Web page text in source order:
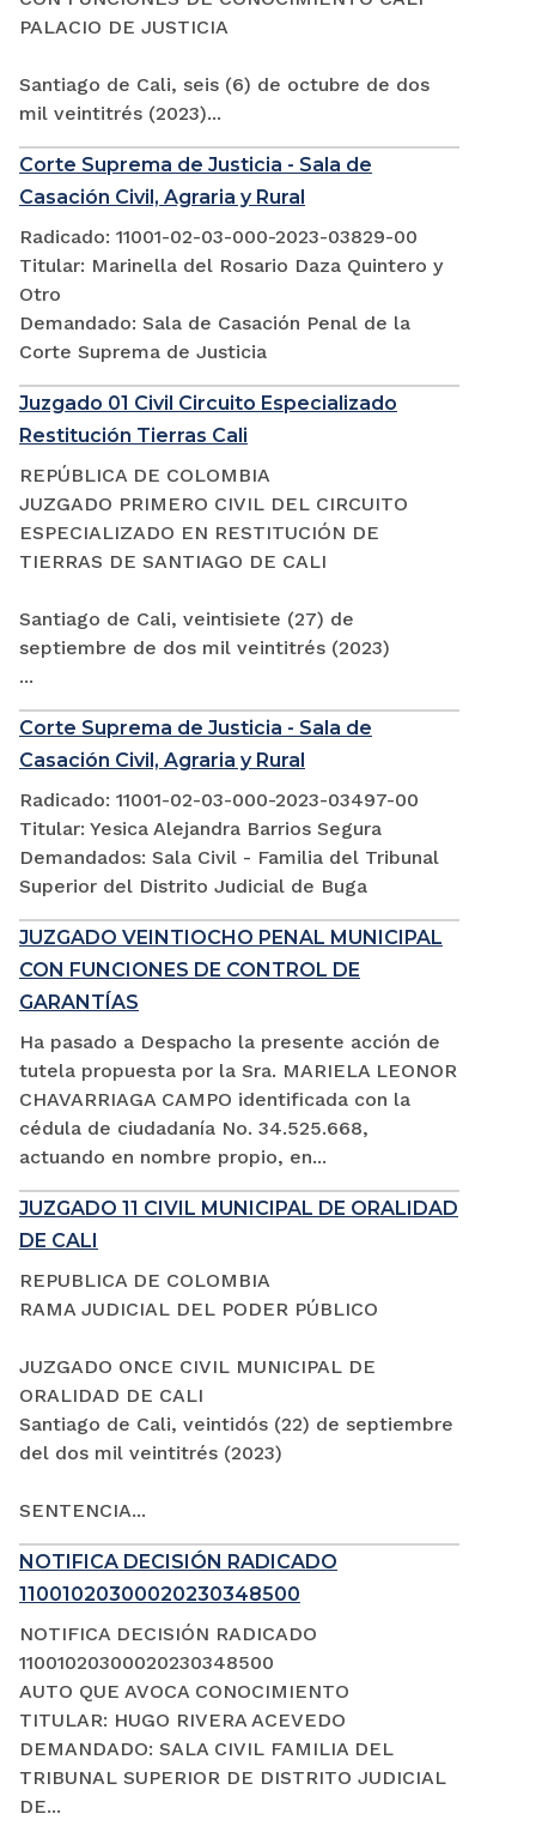
PALACIO DE JUSTICIA
Santiago de Cali, seis (6) de octubre de dos
mil veintitrés (2023)...
Corte Suprema de Justicia - Sala de
Casación Civil, Agraria y Rural
Radicado: 11001-02-03-000-2023-03829-00
Titular: Marinella del Rosario Daza Quintero y
Otro
Demandado: Sala de Casación Penal de la
Corte Suprema de Justicia
Juzgado 01 Civil Circuito Especializado
Restitución Tierras Cali
REPÚBLICA DE COLOMBIA
JUZGADO PRIMERO CIVIL DEL CIRCUITO
ESPECIALIZADO EN RESTITUCIÓN DE
TIERRAS DE SANTIAGO DE CALI
Santiago de Cali, veintisiete (27) de
septiembre de dos mil veintitrés (2023)
...
Corte Suprema de Justicia - Sala de
Casación Civil, Agraria y Rural
Radicado: 11001-02-03-000-2023-03497-00
Titular: Yesica Alejandra Barrios Segura
Demandados: Sala Civil - Familia del Tribunal
Superior del Distrito Judicial de Buga
JUZGADO VEINTIOCHO PENAL MUNICIPAL
CON FUNCIONES DE CONTROL DE
GARANTÍAS
Ha pasado a Despacho la presente acción de
tutela propuesta por la Sra. MARIELA LEONOR
CHAVARRIAGA CAMPO identificada con la
cédula de ciudadanía No. 34.525.668,
actuando en nombre propio, en...
JUZGADO 11 CIVIL MUNICIPAL DE ORALIDAD
DE CALI
REPUBLICA DE COLOMBIA
RAMA JUDICIAL DEL PODER PÚBLICO
JUZGADO ONCE CIVIL MUNICIPAL DE
ORALIDAD DE CALI
Santiago de Cali, veintidós (22) de septiembre
del dos mil veintitrés (2023)
SENTENCIA...
NOTIFICA DECISIÓN RADICADO
11001020300020230348500
NOTIFICA DECISIÓN RADICADO
11001020300020230348500
AUTO QUE AVOCA CONOCIMIENTO
TITULAR: HUGO RIVERA ACEVEDO
DEMANDADO: SALA CIVIL FAMILIA DEL
TRIBUNAL SUPERIOR DE DISTRITO JUDICIAL
DE...